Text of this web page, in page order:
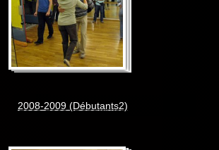
2008-2009 (Débutants2)